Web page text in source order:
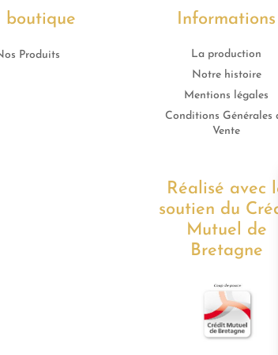
boutique
Produits
Informations
La production
Notre histoire
Mentions légales
Conditions Générales
Vente
Réalisé avec
soutien du
Mutuel de
Bretagne